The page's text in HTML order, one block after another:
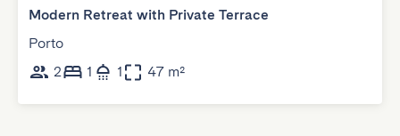
Modern Retreat with Private Terrace
Porto
2
1 1 47 m²